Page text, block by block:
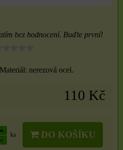
bez hodnocení. Buďte první!
nerezová ocel.
110 Kč
ks DO KOŠÍKU